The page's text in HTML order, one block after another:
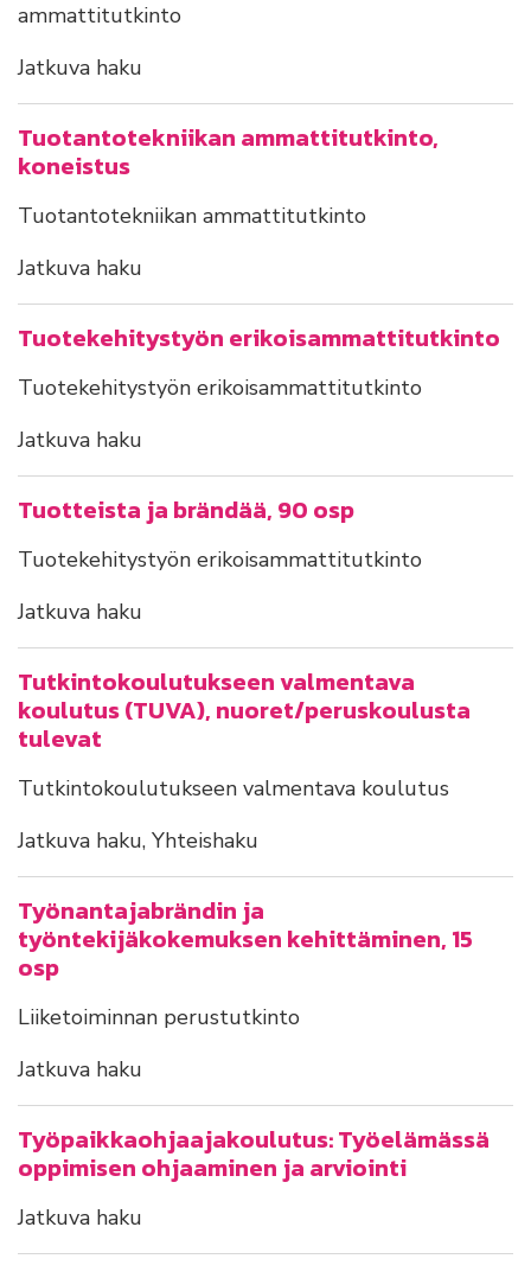
ammattitutkinto
Jatkuva haku
Tuotantotekniikan ammattitutkinto,
koneistus
Tuotantotekniikan ammattitutkinto
Jatkuva haku
Tuotekehitystyön erikoisammattitutkinto
Tuotekehitystyön erikoisammattitutkinto
Jatkuva haku
Tuotteista ja brändää, 90 osp
Tuotekehitystyön erikoisammattitutkinto
Jatkuva haku
Tutkintokoulutukseen valmentava
koulutus (TUVA), nuoret/peruskoulusta
tulevat
Tutkintokoulutukseen valmentava koulutus
Jatkuva haku, Yhteishaku
Työnantajabrändin ja
työntekijäkokemuksen kehittäminen, 15
osp
Liiketoiminnan perustutkinto
Jatkuva haku
Työpaikkaohjaajakoulutus: Työelämässä
oppimisen ohjaaminen ja arviointi
Jatkuva haku